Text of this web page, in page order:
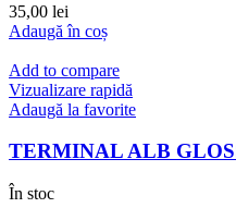
35,00 lei
Adaugă în coș
Add to compare
Vizualizare rapidă
Adaugă la favorite
TERMINAL ALB
În stoc